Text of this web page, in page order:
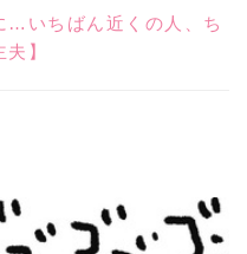
…いちばん近くの人、ち
】